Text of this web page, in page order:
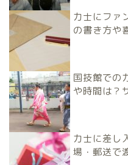
力士にファ
の書き方や
国技館での
や時間は？
力士に差し
場・郵送で